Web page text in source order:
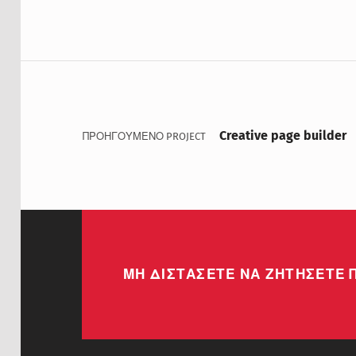
Πλοήγηση άρθρων
ΠΡΟΗΓΟΥΜΕΝΟ PROJECT Creative page builder
ΜΗ ΔΙΣΤΑΣΕΤΕ ΝΑ ΖΗΤΗΣΕΤΕ